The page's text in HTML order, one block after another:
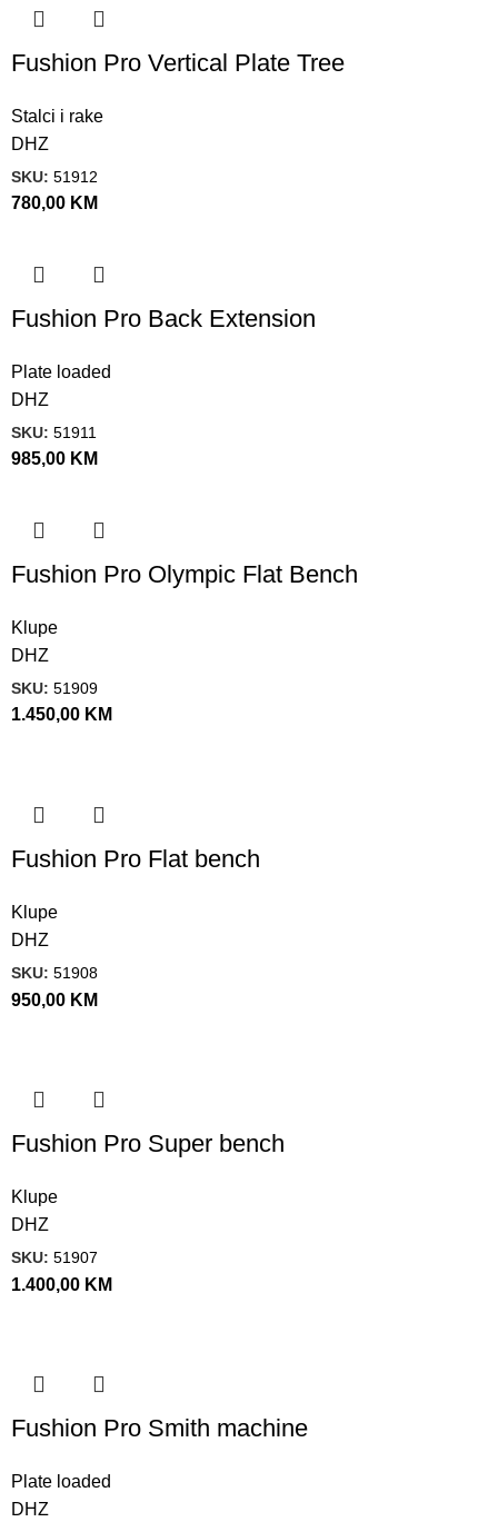
Fushion Pro Vertical Plate Tree
Stalci i rake
DHZ
SKU: 51912
780,00 KM
Fushion Pro Back Extension
Plate loaded
DHZ
SKU: 51911
985,00 KM
Fushion Pro Olympic Flat Bench
Klupe
DHZ
SKU: 51909
1.450,00 KM
Fushion Pro Flat bench
Klupe
DHZ
SKU: 51908
950,00 KM
Fushion Pro Super bench
Klupe
DHZ
SKU: 51907
1.400,00 KM
Fushion Pro Smith machine
Plate loaded
DHZ